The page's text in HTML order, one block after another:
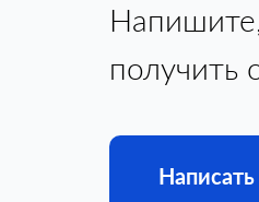
получить
Написать